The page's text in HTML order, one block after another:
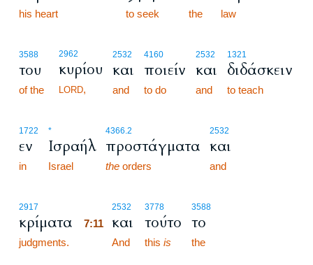
his heart to seek the law
3588
του
of the
2962
κυρίου
LORD,
2532
και
and
4160
ποιείν
to do
2532
και
and
1321
διδάσκειν
to teach
1722
εν
in
*
Ισραήλ
Israel
4366.2
προστάγματα
the orders
2532
και
and
2917
κρίματα
judgments.
2532
7:11 και
And
3778
τούτο
this is
3588
το
the